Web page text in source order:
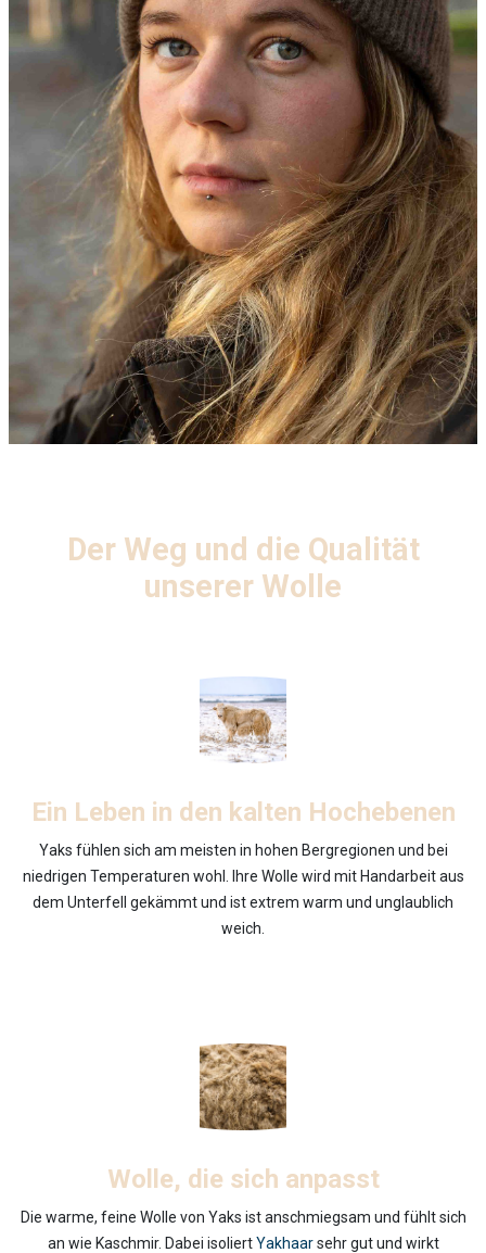
Der Weg und die Qualität
unserer Wolle
Ein Leben in den kalten Hochebenen
Yaks fühlen sich am meisten in hohen Bergregionen und bei
niedrigen Temperaturen wohl. Ihre Wolle wird mit Handarbeit aus
dem Unterfell gekämmt und ist extrem warm und unglaublich
weich.
Wolle, die sich anpasst
Die warme, feine Wolle von Yaks ist anschmiegsam und fühlt sich
an wie Kaschmir. Dabei isoliertYakhaarsehr gut und wirkt